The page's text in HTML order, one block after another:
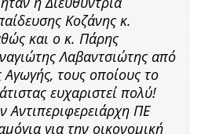
Κοζάνης κ.
και ο κ. Πάρης
Λαβαντσιώτης από
τους οποίους το
ευχαριστεί πολύ!
Αντιπεριφερειάρχη ΠΕ
για την οικονομική